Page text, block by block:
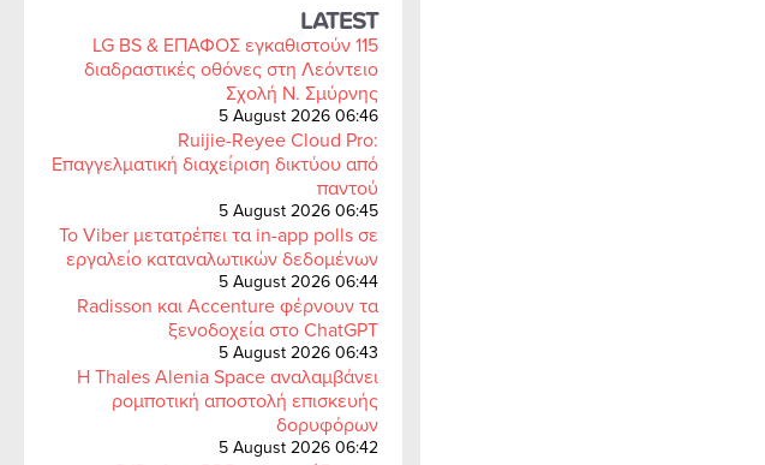
LATEST
LG BS & ΕΠΑΦΟΣ εγκαθιστούν 115
διαδραστικές οθόνες στη Λεόντειο
Σχολή Ν. Σμύρνης
5 August 2026 06:46
Ruijie-Reyee Cloud Pro:
Επαγγελματική διαχείριση δικτύου από
παντού
5 August 2026 06:45
Το Viber μετατρέπει τα in-app polls σε
εργαλείο καταναλωτικών δεδομένων
5 August 2026 06:44
Radisson και Accenture φέρνουν τα
ξενοδοχεία στο ChatGPT
5 August 2026 06:43
Η Thales Alenia Space αναλαμβάνει
ρομποτική αποστολή επισκευής
δορυφόρων
5 August 2026 06:42